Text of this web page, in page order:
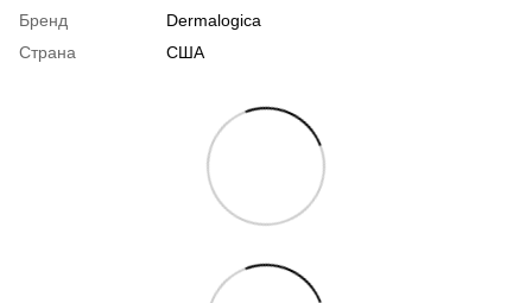
Бренд
Dermalogica
Страна
США